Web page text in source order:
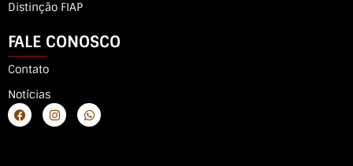
Distinção FIAP
FALE CONOSCO
Contato
Notícias
F
a
c
I
n
s
W
h
a